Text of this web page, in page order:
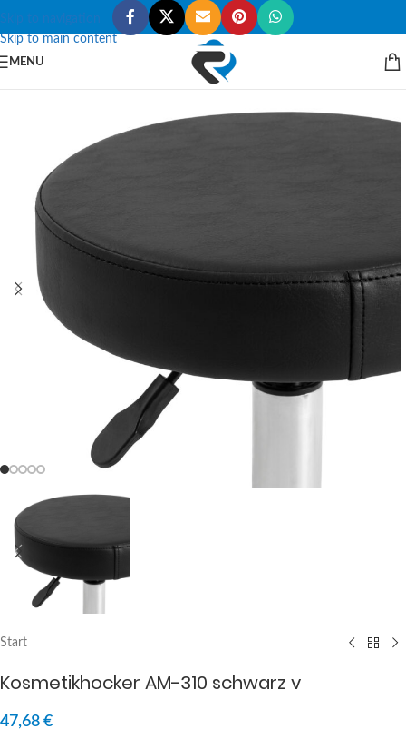
Skip to navigation
Skip to main content
MENU
Start
Kosmetikhocker AM-310 schwarz v
47,68 €